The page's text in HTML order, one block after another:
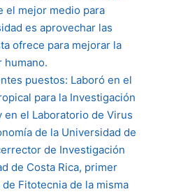
el mejor medio para
es aprovechar las
ofrece para mejorar la
humano.
puestos: Laboró en el
para la Investigación
en el Laboratorio de Virus
de la Universidad de
de Investigación
de Costa Rica, primer
Fitotecnia de la misma